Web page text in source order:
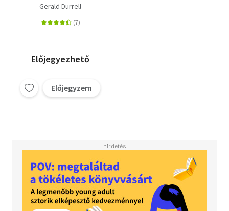
Gerald Durrell
Előjegyezhető
Előjegyzem